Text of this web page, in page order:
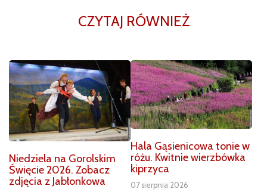
CZYTAJ RÓWNIEŻ
Niedziela na Gorolskim
Święcie 2026. Zobacz
zdjęcia z Jabłonkowa
Hala Gąsienicowa tonie w
różu. Kwitnie wierzbówka
kiprzyca
07 sierpnia 2026